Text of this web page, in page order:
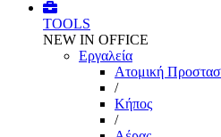
TOOLS
NEW IN OFFICE
Εργαλεία
Aτομική
/
Kήπος
/